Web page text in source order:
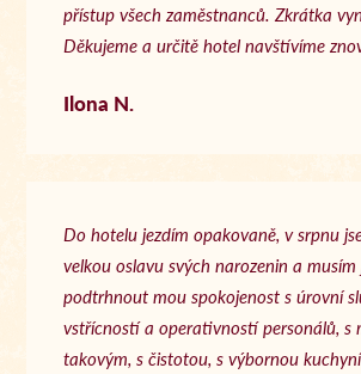
přístup všech zaměstnanců. Zkrátka
Děkujeme a určitě hotel navštívíme
Ilona N.
Do hotelu jezdím opakovaně, v srpnu
velkou oslavu svých narozenin a musím
podtrhnout mou spokojenost s úrovní
vstřícností a operativností personálů, s
takovým, s čistotou, s výbornou